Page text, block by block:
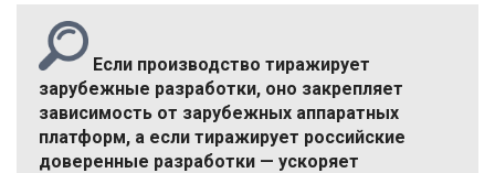
Если производство тиражирует
зарубежные разработки, оно закрепляет
зависимость от зарубежных аппаратных
платформ, а если тиражирует российские
доверенные разработки — ускоряет